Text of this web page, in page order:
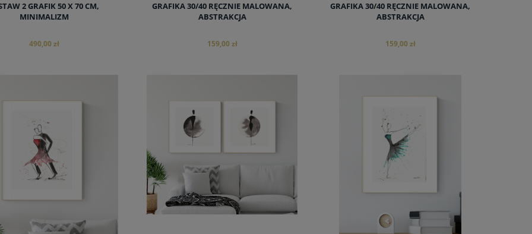
2 GRAFIK 50 X 70 CM,
MINIMALIZM
490,00 zł
GRAFIKA 30/40 RĘCZNIE MALOWANA,
ABSTRAKCJA
159,00 zł
GRAFIKA 30/40 RĘCZNIE MALOWANA,
ABSTRAKCJA
159,00 zł